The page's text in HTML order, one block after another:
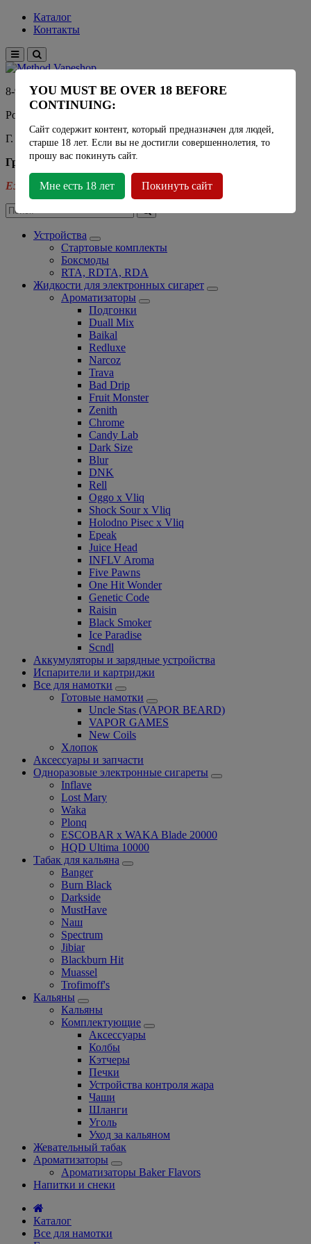
Каталог
Контакты
8-915-450-21-92
Розничный магазин Method Vapeshop
Г. Москва, улица Южнобутовская 36
График работы
Ежедневно - 11:00 - 21:00
Устройства
Стартовые комплекты
Боксмоды
RTA, RDTA, RDA
Жидкости для электронных сигарет
Ароматизаторы
Подгонки
Duall Mix
Baikal
Redluxe
Narcoz
Trava
Bad Drip
Fruit Monster
Zenith
Chrome
Candy Lab
Dark Size
Blur
DNK
Rell
Oggo x Vliq
Shock Sour x Vliq
Holodno Pisec x Vliq
Epeak
Juice Head
INFLV Aroma
Five Pawns
One Hit Wonder
Genetic Code
Raisin
Black Smoker
Ice Paradise
Scndl
Аккумуляторы и зарядные устройства
Испарители и картриджи
Все для намотки
Готовые намотки
Uncle Stas (VAPOR BEARD)
VAPOR GAMES
New Coils
Хлопок
Аксессуары и запчасти
Одноразовые электронные сигареты
Inflave
Lost Mary
Waka
Plonq
ESCOBAR x WAKA Blade 20000
HQD Ultima 10000
Табак для кальяна
Banger
Burn Black
Darkside
MustHave
Nаш
Spectrum
Jibiar
Blackburn Hit
Muassel
Trofimoff's
Кальяны
Кальяны
Комплектующие
Аксессуары
Колбы
Кэтчеры
Печки
Устройства контроля жара
Чаши
Шланги
Уголь
Уход за кальяном
Жевательный табак
Ароматизаторы
Ароматизаторы Baker Flavors
Напитки и снеки
Каталог
Все для намотки
YOU MUST BE OVER 18 BEFORE
CONTINUING:
Сайт содержит контент, который предназначен для людей,
старше 18 лет. Если вы не достигли совершеннолетия, то
прошу вас покинуть сайт.
Мне есть 18 лет Покинуть сайт